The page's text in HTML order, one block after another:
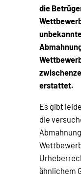
die
erstattet.
Es gibt
die
ähnlichem